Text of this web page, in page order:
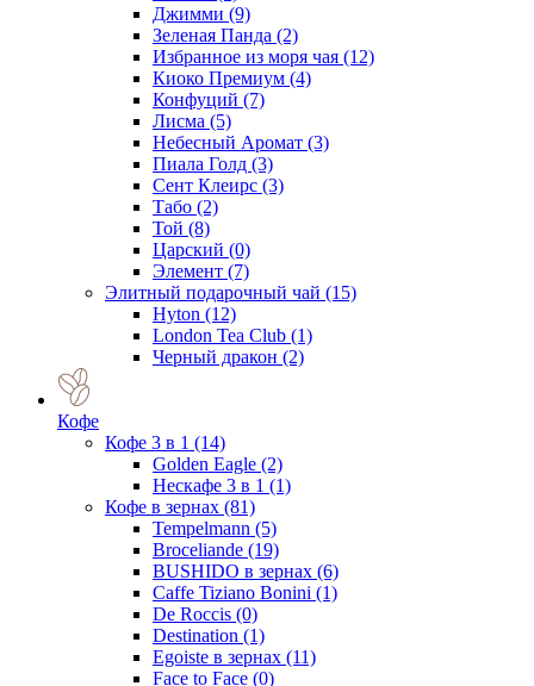
Джимми (9)
Зеленая Панда (2)
Избранное из моря чая (12)
Киоко Премиум (4)
Конфуций (7)
Лисма (5)
Небесный Аромат (3)
Пиала Голд (3)
Сент Клеирс (3)
Табо (2)
Той (8)
Царский (0)
Элемент (7)
Элитный подарочный чай (15)
Hyton (12)
London Tea Club (1)
Черный дракон (2)
Кофе
Кофе 3 в 1 (14)
Golden Eagle (2)
Нескафе 3 в 1 (1)
Кофе в зернах (81)
Tempelmann (5)
Broceliande (19)
BUSHIDO в зернах (6)
Caffe Tiziano Bonini (1)
De Roccis (0)
Destination (1)
Egoiste в зернах (11)
Face to Face (0)